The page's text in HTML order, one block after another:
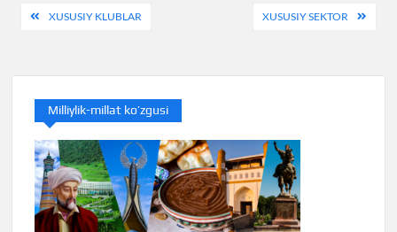
PostXUSUSIY KLUBLAR XUSUSIY SEKTOR
Milliylik-millat ko’zgusi